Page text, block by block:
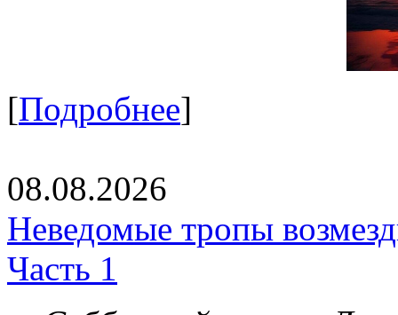
[Подробнее]
08.08.2026
Неведомые тропы
Часть 1